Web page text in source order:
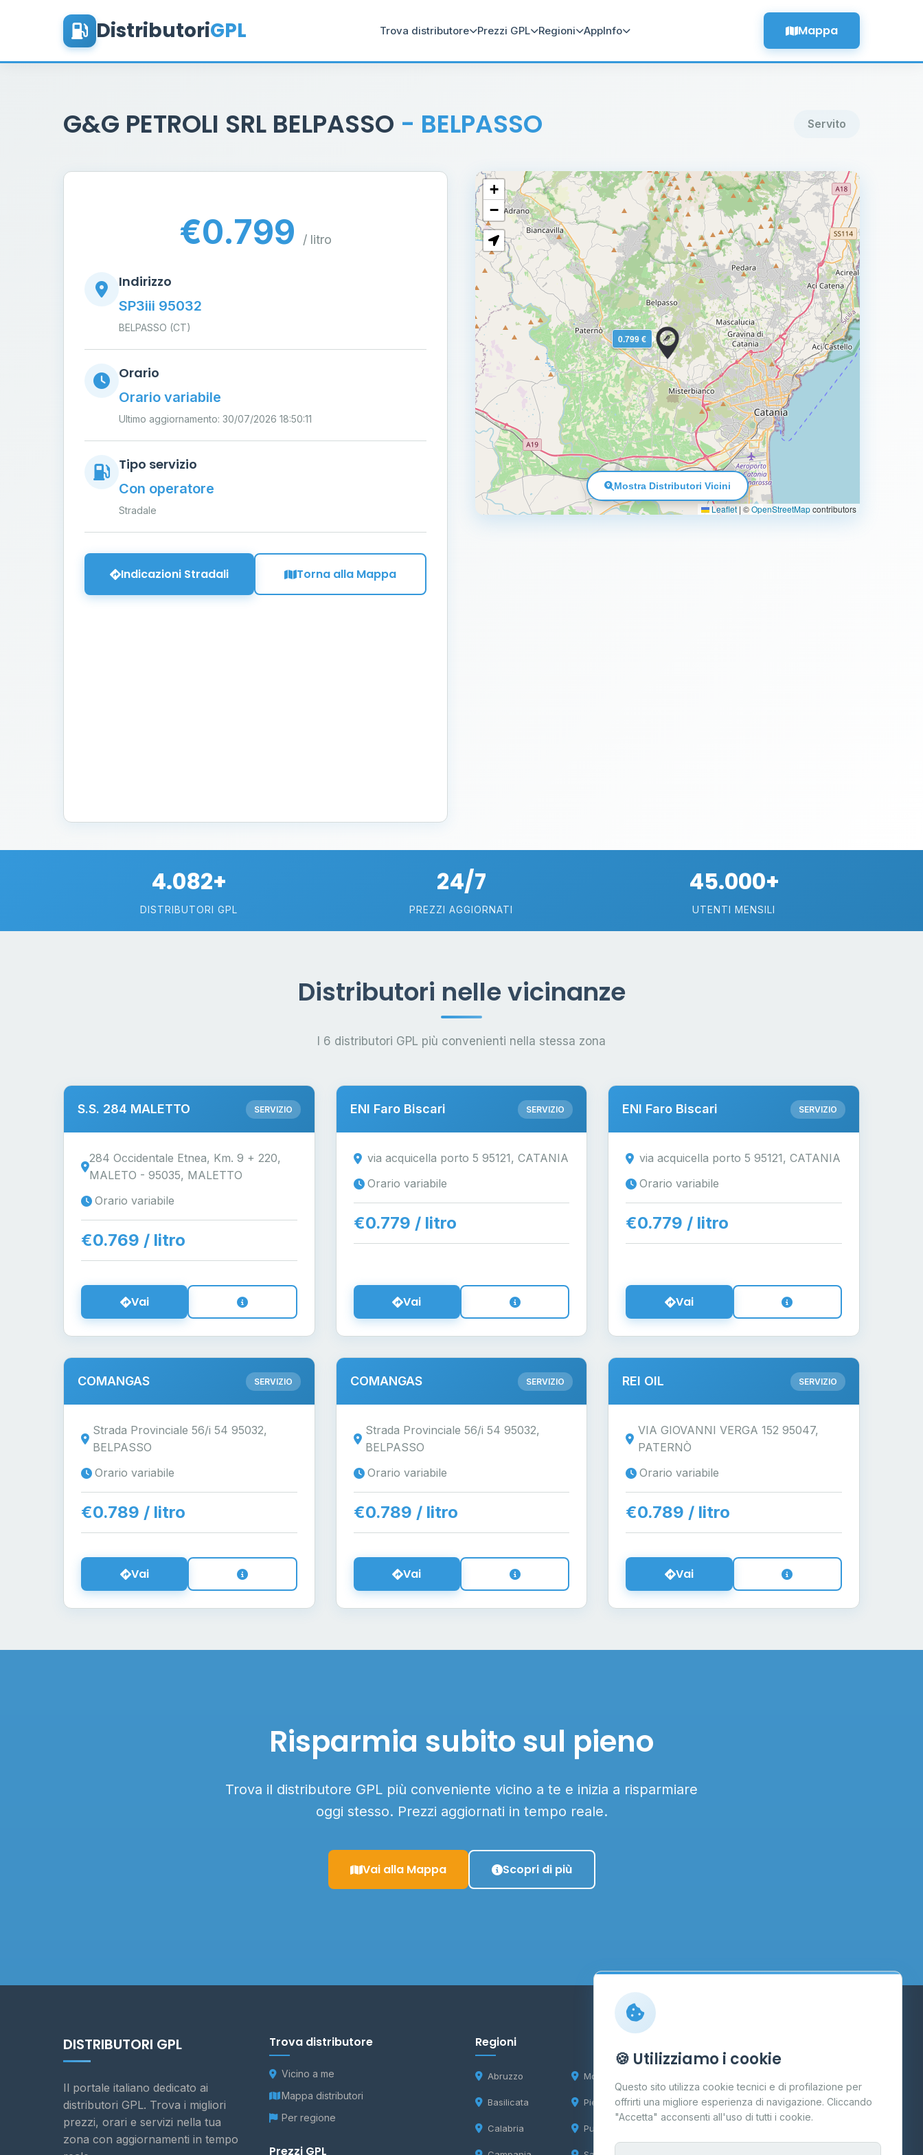
DistributoriGPL Trova distributore Prezzi GPL Regioni AppInfo Mappa
G&G PETROLI SRL BELPASSO - BELPASSO Servito
€0.799 / litro
Indirizzo
SP3iii 95032
BELPASSO (CT)
Orario
Orario variabile
Ultimo aggiornamento: 30/07/2026 18:50:11
Tipo servizio
Con operatore
Stradale
Indicazioni Stradali Torna alla Mappa
0.799 €
+
−
Leaflet | ©OpenStreetMapcontributors
Mostra Distributori Vicini
4.082+
DISTRIBUTORI GPL
24/7
PREZZI AGGIORNATI
45.000+
UTENTI MENSILI
Distributori nelle vicinanze
I 6 distributori GPL più convenienti nella stessa zona
S.S. 284 MALETTO SERVIZIO
284 Occidentale Etnea, Km. 9 + 220,
MALETO - 95035, MALETTO
Orario variabile
€0.769 / litro
Vai
ENI Faro Biscari SERVIZIO
via acquicella porto 5 95121, CATANIA
Orario variabile
€0.779 / litro
Vai
ENI Faro Biscari SERVIZIO
via acquicella porto 5 95121, CATANIA
Orario variabile
€0.779 / litro
Vai
COMANGAS SERVIZIO
Strada Provinciale 56/i 54 95032,
BELPASSO
Orario variabile
€0.789 / litro
Vai
COMANGAS SERVIZIO
Strada Provinciale 56/i 54 95032,
BELPASSO
Orario variabile
€0.789 / litro
Vai
REI OIL SERVIZIO
VIA GIOVANNI VERGA 152 95047,
PATERNÒ
Orario variabile
€0.789 / litro
Vai
Risparmia subito sul pieno
Trova il distributore GPL più conveniente vicino a te e inizia a risparmiare
oggi stesso. Prezzi aggiornati in tempo reale.
Vai alla Mappa Scopri di più
DISTRIBUTORI GPL
Il portale italiano dedicato ai
distributori GPL. Trova i migliori
prezzi, orari e servizi nella tua
zona con aggiornamenti in tempo
Trova distributore
Vicino a me
Mappa distributori
Per regione
Prezzi GPL
Regioni
Abruzzo
Basilicata
Calabria
Molise
Piemonte
Puglia
Contatti
Per gestori
🍪 Utilizziamo i cookie
Questo sito utilizza cookie tecnici e di profilazione per
offrirti una migliore esperienza di navigazione. Cliccando
"Accetta" acconsenti all'uso di tutti i cookie.